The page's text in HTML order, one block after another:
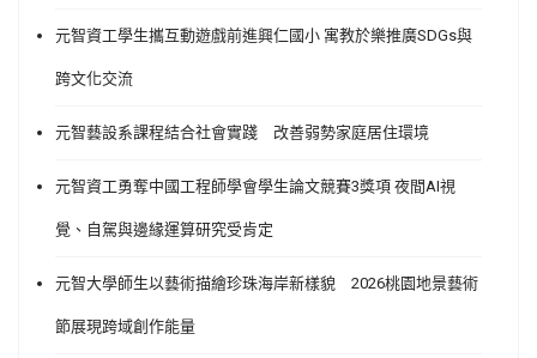
元智資工學生攜互動遊戲前進興仁國小 寓教於樂推廣SDGs與
跨文化交流
元智藝設系課程結合社會實踐 改善弱勢家庭居住環境
元智資工勇奪中國工程師學會學生論文競賽3獎項 夜間AI視
覺、自駕與邊緣運算研究受肯定
元智大學師生以藝術描繪珍珠海岸新樣貌 2026桃園地景藝術
節展現跨域創作能量